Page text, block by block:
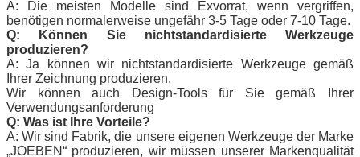
A: Die meisten Modelle sind Exvorrat, wenn vergriffen,
benötigen normalerweise ungefähr 3-5 Tage oder 7-10 Tage.
Q: Können Sie nichtstandardisierte Werkzeuge
produzieren?
A: Ja können wir nichtstandardisierte Werkzeuge gemäß
Ihrer Zeichnung produzieren.
Wir können auch Design-Tools für Sie gemäß Ihrer
Verwendungsanforderung
Q: Was ist Ihre Vorteile?
A: Wir sind Fabrik, die unsere eigenen Werkzeuge der Marke
„JOEBEN“ produzieren, wir müssen unserer Markenqualität